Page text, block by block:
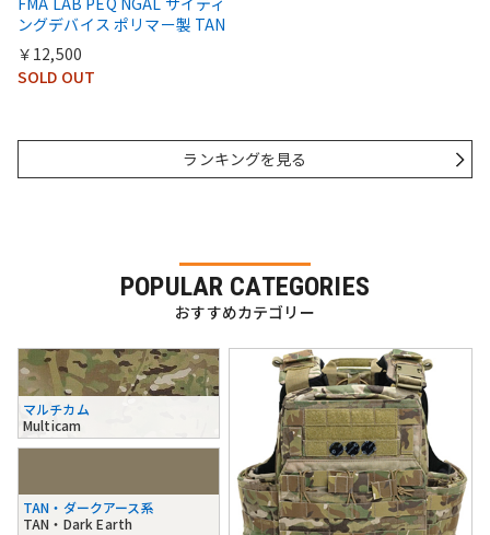
ングデバイス ポリマー製 TAN
￥12,500
SOLD OUT
ランキングを見る
POPULAR CATEGORIES
おすすめカテゴリー
マルチカム
Multicam
TAN・ダークアース系
TAN・Dark Earth